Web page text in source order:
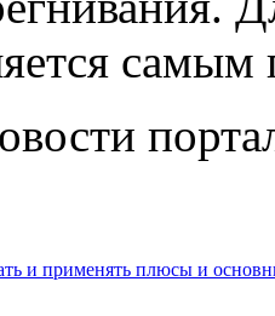
и применять плюсы и